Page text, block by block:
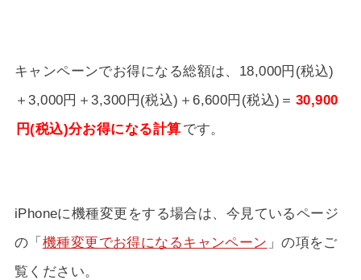
キャンペーンでお得になる総額は、18,000円(税込)
＋3,000円＋3,300円(税込)＋6,600円(税込)＝ 30,900
円(税込)分お得になる計算 です。
iPhoneに機種変更をする場合は、今見ているページ
の「機種変更でお得になるキャンペーン 」の項をご
覧ください。